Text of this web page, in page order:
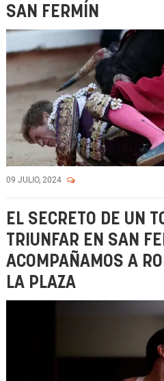
SAN FERMÍN
09 JULIO, 2024
EL SECRETO DE UN
TRIUNFAR EN SAN
ACOMPAÑAMOS A
LA PLAZA